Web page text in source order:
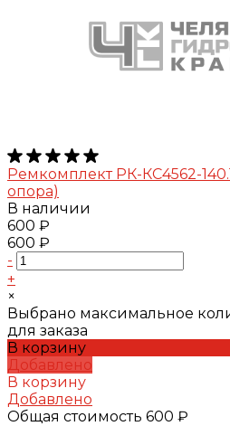
Ремкомплект РК-КС4562-
опора)
В наличии
600 ₽
600 ₽
-
+
×
Выбрано максимальное
для заказа
В корзину
Добавлено
В корзину
Добавлено
Общая стоимость 600 ₽